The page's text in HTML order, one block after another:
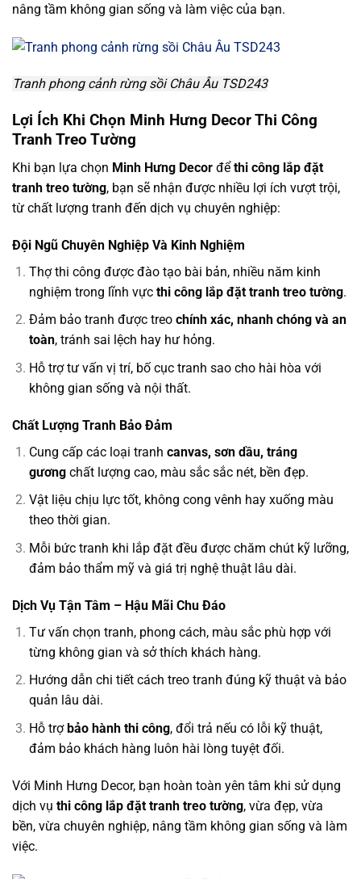
nâng tầm không gian sống và làm việc của bạn.
Tranh phong cảnh rừng sồi Châu Âu TSD243
Lợi Ích Khi Chọn Minh Hưng Decor Thi Công
Tranh Treo Tường
Khi bạn lựa chọn Minh Hưng Decor đểthi công lắp đặt
tranh treo tường, bạn sẽ nhận được nhiều lợi ích vượt trội,
từ chất lượng tranh đến dịch vụ chuyên nghiệp:
Đội Ngũ Chuyên Nghiệp Và Kinh Nghiệm
Thợ thi công được đào tạo bài bản, nhiều năm kinh
nghiệm trong lĩnh vực thi công lắp đặt tranh treo tường.
Đảm bảo tranh được treo chính xác, nhanh chóng và an
toàn, tránh sai lệch hay hư hỏng.
Hỗ trợ tư vấn vị trí, bố cục tranh sao cho hài hòa với
không gian sống và nội thất.
Chất Lượng Tranh Bảo Đảm
Cung cấp các loại tranh canvas, sơn dầu, tráng
gươngchất lượng cao, màu sắc sắc nét, bền đẹp.
Vật liệu chịu lực tốt, không cong vênh hay xuống màu
theo thời gian.
Mỗi bức tranh khi lắp đặt đều được chăm chút kỹ lưỡng,
đảm bảo thẩm mỹ và giá trị nghệ thuật lâu dài.
Dịch Vụ Tận Tâm – Hậu Mãi Chu Đáo
Tư vấn chọn tranh, phong cách, màu sắc phù hợp với
từng không gian và sở thích khách hàng.
Hướng dẫn chi tiết cách treo tranh đúng kỹ thuật và bảo
quản lâu dài.
Hỗ trợbảo hành thi công, đổi trả nếu có lỗi kỹ thuật,
đảm bảo khách hàng luôn hài lòng tuyệt đối.
Với Minh Hưng Decor, bạn hoàn toàn yên tâm khi sử dụng
dịch vụ thi công lắp đặt tranh treo tường, vừa đẹp, vừa
bền, vừa chuyên nghiệp, nâng tầm không gian sống và làm
việc.